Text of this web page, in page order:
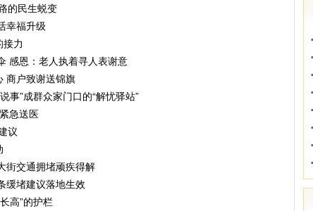
的民生蜕变
幸福升级
力
感恩：老人执着寻人表谢意
商户致谢送锦旗
事”成群众家门口的“解忧驿站”
急送医
议
街交通拥堵顽疾得解
缓堵建议落地生效
高”的护栏